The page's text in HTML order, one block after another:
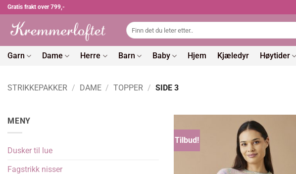
Skip
content
Gratis frakt over 799,-
Søk
etter:
Garn Dame Herre Barn Baby Hjem Kjæledyr Høytider
STRIKKEPAKKER / DAME / TOPPER / SIDE 3
MENY
Dusker til lue
Fagstrikk nisser
Tilbud!